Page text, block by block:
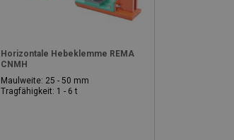
Horizontale Hebeklemme REMA
CNMH
Maulweite: 25 - 50 mm
Tragfähigkeit: 1 - 6 t